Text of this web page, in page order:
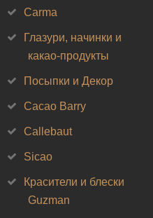
Carma
Глазури, начинки и
какао-продукты
Посыпки и Декор
Cacao Barry
Callebaut
Sicao
Красители и блески
Guzman